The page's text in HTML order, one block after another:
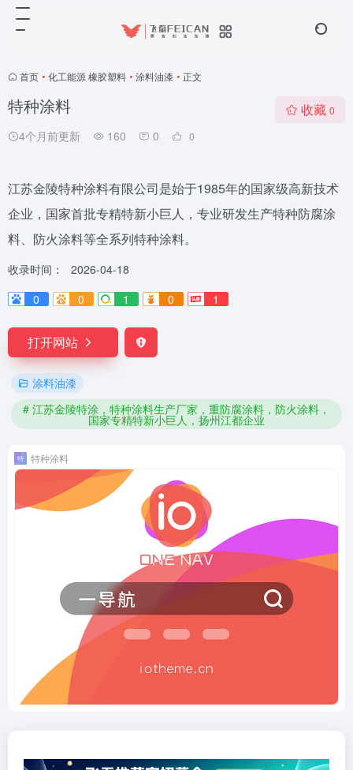
首页 • 化工能源 橡胶塑料 • 涂料油漆 • 正文
特种涂料
4个月前更新 160 0 0
收藏 0
江苏金陵特种涂料有限公司是始于1985年的国家级高新技术
企业，国家首批专精特新小巨人，专业研发生产特种防腐涂
料、防火涂料等全系列特种涂料。
收录时间：
2026-04-18
0
0 1 0 1
打开网站
涂料油漆
# 江苏金陵特涂，特种涂料生产厂家，重防腐涂料，防火涂料，
国家专精特新小巨人，扬州江都企业
特种涂料